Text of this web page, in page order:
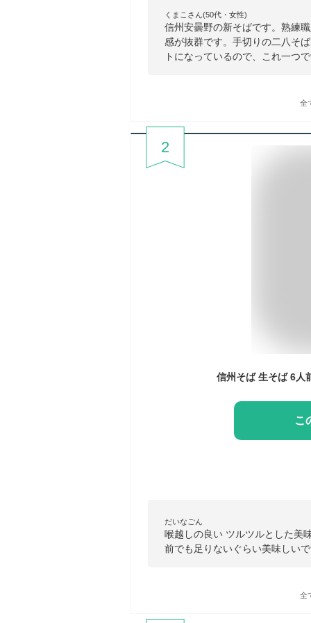
くまこさん(50代・女性)
信州安曇野の新そばです。熟練
感が抜群です。手切りの二八そ
トになっているので、これ一つ
全
2
こ
だいなごん
喉越しの良い ツルツルとした美
前でも足りないぐらい美味しい
全